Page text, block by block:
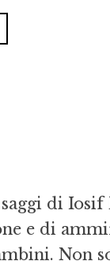
di
e di
Non